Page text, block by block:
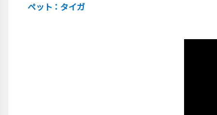
ペット：タイガ